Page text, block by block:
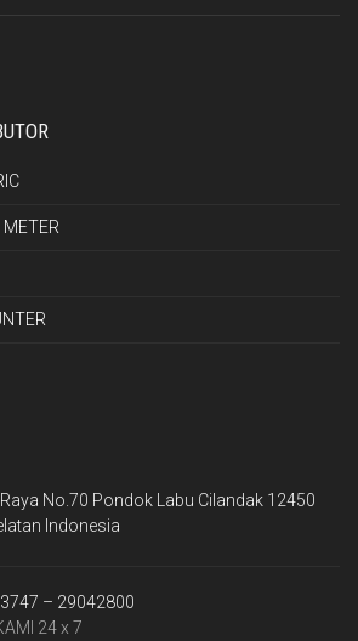
METER
No.70 Pondok Labu Cilandak 12450
Indonesia
– 29042800
24 x 7